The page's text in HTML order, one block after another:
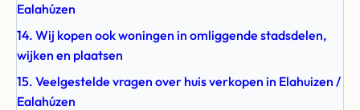
Ealahúzen
14. Wij kopen ook woningen in omliggende stadsdelen,
wijken en plaatsen
15. Veelgestelde vragen over huis verkopen in Elahuizen /
Ealahúzen